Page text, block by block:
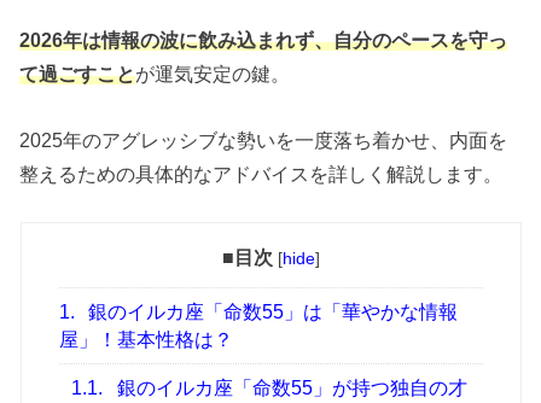
2026年は情報の波に飲み込まれず、自分のペースを守っ
て過ごすことが運気安定の鍵。
2025年のアグレッシブな勢いを一度落ち着かせ、内面を
整えるための具体的なアドバイスを詳しく解説します。
■目次 [hide]
1.
銀のイルカ座「命数55」は「華やかな情報
屋」！基本性格は？
1.1.
銀のイルカ座「命数55」が持つ独自の才